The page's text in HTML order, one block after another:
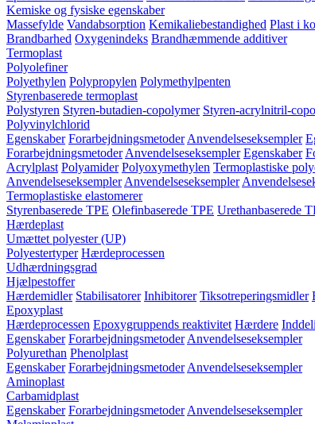
Kemiske og fysiske egenskaber
Massefylde Vandabsorption Kemikaliebestandighed Plast i
Brandbarhed Oxygenindeks Brandhæmmende additiver
Termoplast
Polyolefiner
Polyethylen Polypropylen Polymethylpenten
Styrenbaserede termoplast
Polystyren Styren-butadien-copolymer Styren-acrylnitril-
Polyvinylchlorid
Egenskaber Forarbejdningsmetoder Anvendelseseksempler
Forarbejdningsmetoder Anvendelseseksempler Egenskaber
Acrylplast Polyamider Polyoxymethylen Termoplastiske
Anvendelseseksempler Anvendelseseksempler
Termoplastiske elastomerer
Styrenbaserede TPE Olefinbaserede TPE Urethanbaserede
Hærdeplast
Umættet polyester (UP)
Polyestertyper Hærdeprocessen
Udhærdningsgrad
Hjælpestoffer
Hærdemidler Stabilisatorer Inhibitorer Tiksotreperingsmidler
Epoxyplast
Hærdeprocessen Epoxygruppends reaktivitet Hærdere
Egenskaber Forarbejdningsmetoder Anvendelseseksempler
Polyurethan Phenolplast
Egenskaber Forarbejdningsmetoder Anvendelseseksempler
Aminoplast
Carbamidplast
Egenskaber Forarbejdningsmetoder Anvendelseseksempler